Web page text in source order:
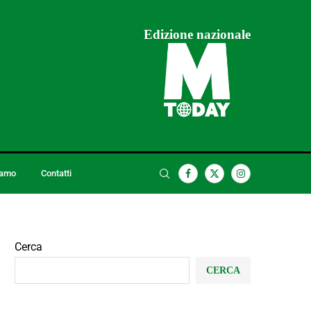
Edizione nazionale
Contatti
Cerca
CERCA